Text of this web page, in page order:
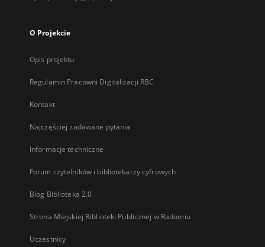
O Projekcie
Opis projektu
Regulamin Pracowni Digitalizacji RBC
Kontakt
Najczęściej zadawane pytania
Informacje techniczne
Forum czytelników i bibliotekarzy cyfrowych
Blog Biblioteka 2.0
Strona Miejskiej Biblioteki Publicznej w Radomiu
Uczestnicy